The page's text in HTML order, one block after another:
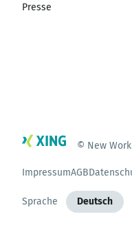
Presse
© New
ImpressumAGB
Sprache Deutsch